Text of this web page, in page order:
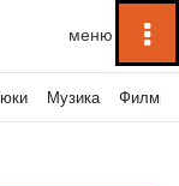
Музика Филми